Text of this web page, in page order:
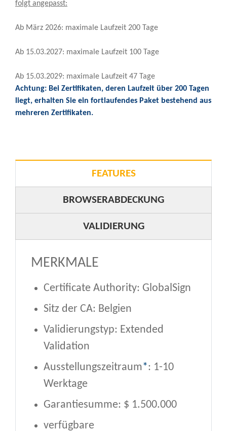
folgt angepasst:
Ab März 2026: maximale Laufzeit 200 Tage
Ab 15.03.2027: maximale Laufzeit 100 Tage
Ab 15.03.2029: maximale Laufzeit 47 Tage
Achtung: Bei Zertifikaten, deren Laufzeit über 200 Tagen
liegt, erhalten Sie ein fortlaufendes Paket bestehend aus
mehreren Zertifikaten.
FEATURES
BROWSERABDECKUNG
VALIDIERUNG
MERKMALE
Certificate Authority: GlobalSign
Sitz der CA: Belgien
Validierungstyp: Extended
Validation
Ausstellungszeitraum*: 1-10
Werktage
Garantiesumme: $ 1.500.000
verfügbare